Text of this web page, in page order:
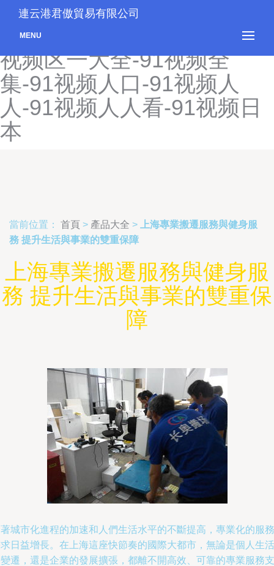
91视频青青草-91视频青娱
乐-91视频情侣-91视频区-91
视频区一大全-91视频全
集-91视频人口-91视频人
人-91视频人人看-91视频日
本
連云港君傲貿易有限公司
MENU
當前位置： 首頁 > 產品大全 >
上海專業搬遷服務與健身服
務 提升生活與事業的雙重保障
上海專業搬遷服務與健身服
務 提升生活與事業的雙重保
障
城市化進程的加速和人們生活水平的不斷提高，專業化的服務
日益增長。在上海這座快節奏的國際大都市，無論是個人生活
遷，還是企業的發展擴張，都離不開高效、可靠的專業服務支